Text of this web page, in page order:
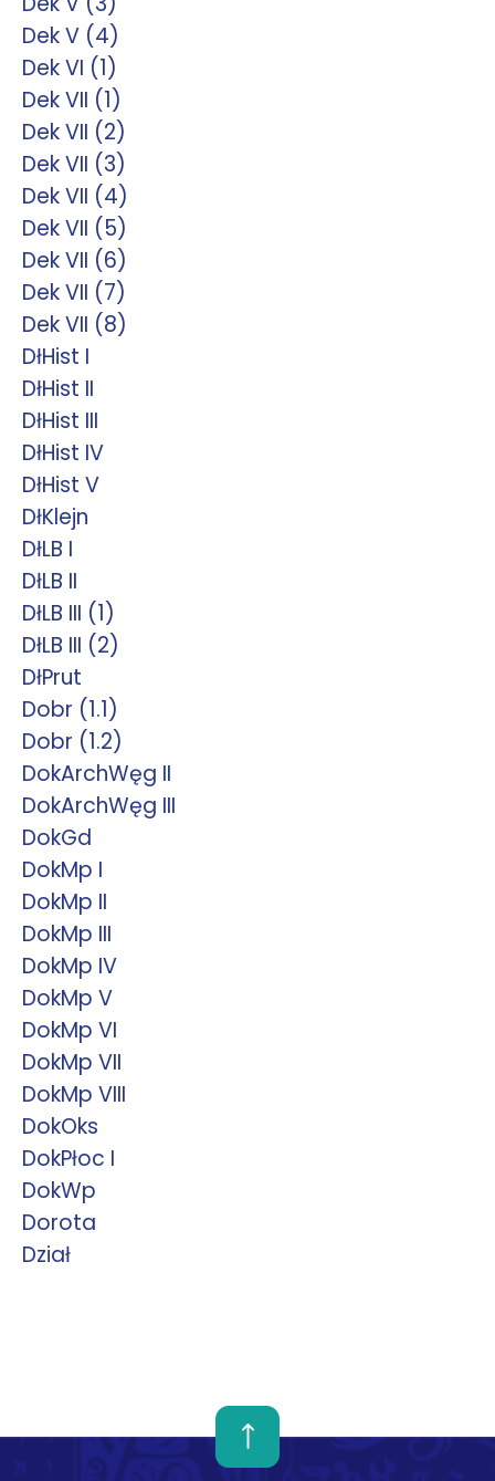
Dek V (4)
Dek VI (1)
Dek VII (1)
Dek VII (2)
Dek VII (3)
Dek VII (4)
Dek VII (5)
Dek VII (6)
Dek VII (7)
Dek VII (8)
DłHist I
DłHist II
DłHist III
DłHist IV
DłHist V
DłKlejn
DłLB I
DłLB II
DłLB III (1)
DłLB III (2)
DłPrut
Dobr (1.1)
Dobr (1.2)
DokArchWęg II
DokArchWęg III
DokGd
DokMp I
DokMp II
DokMp III
DokMp IV
DokMp V
DokMp VI
DokMp VII
DokMp VIII
DokOks
DokPłoc I
DokWp
Dorota
Dział